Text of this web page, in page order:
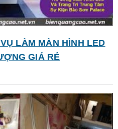
LÀM MÀN HÌNH LED
GIÁ RẺ